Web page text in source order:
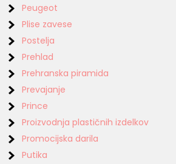
Peugeot
Plise zavese
Postelja
Prehlad
Prehranska piramida
Prevajanje
Prince
Proizvodnja plastičnih izdelkov
Promocijska darila
Putika